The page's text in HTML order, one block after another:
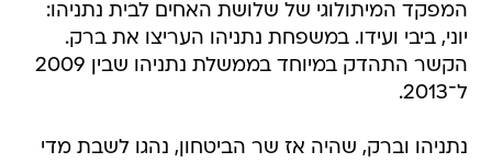
המפקד המיתולוגי של שלושת האחים לבית נתניהו:
יוני, ביבי ועידו. במשפחת נתניהו העריצו את ברק.
הקשר התהדק במיוחד בממשלת נתניהו שבין 2009
ל־2013.
נתניהו וברק, שהיה אז שר הביטחון, נהגו לשבת מדי